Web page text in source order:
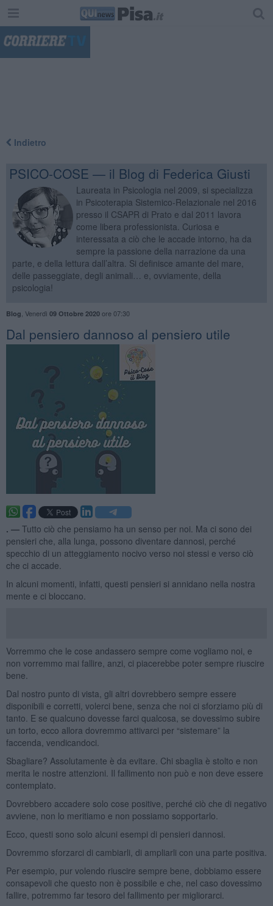
Indietro
PSICO-COSE — il Blog di Federica Giusti
Laureata in Psicologia nel 2009, si specializza
in Psicoterapia Sistemico-Relazionale nel 2016
presso il CSAPR di Prato e dal 2011 lavora
come libera professionista. Curiosa e
interessata a ciò che le accade intorno, ha da
sempre la passione della narrazione da una
parte, e della lettura dall’altra. Si definisce amante del mare,
delle passeggiate, degli animali… e, ovviamente, della
psicologia!
Blog Venerdì 09 Ottobre 2020ore 07:30
​Dal pensiero dannoso al pensiero utile
. — Tutto ciò che pensiamo ha un senso per noi. Ma ci sono dei
pensieri che, alla lunga, possono diventare dannosi, perché
specchio di un atteggiamento nocivo verso noi stessi e verso ciò
che ci accade.
In alcuni momenti, infatti, questi pensieri si annidano nella nostra
mente e ci bloccano.
Vorremmo che le cose andassero sempre come vogliamo noi, e
non vorremmo mai fallire, anzi, ci piacerebbe poter sempre riuscire
bene.
Dal nostro punto di vista, gli altri dovrebbero sempre essere
disponibili e corretti, volerci bene, senza che noi ci sforziamo più di
tanto. E se qualcuno dovesse farci qualcosa, se dovessimo subire
un torto, ecco allora dovremmo attivarci per “sistemare” la
faccenda, vendicandoci.
Sbagliare? Assolutamente è da evitare. Chi sbaglia è stolto e non
merita le nostre attenzioni. Il fallimento non può e non deve essere
contemplato.
Dovrebbero accadere solo cose positive, perché ciò che di negativo
avviene, non lo meritiamo e non possiamo sopportarlo.
Ecco, questi sono solo alcuni esempi di pensieri dannosi.
Dovremmo sforzarci di cambiarli, di ampliarli con una parte positiva.
Per esempio, pur volendo riuscire sempre bene, dobbiamo essere
consapevoli che questo non è possibile e che, nel caso dovessimo
fallire, potremmo far tesoro del fallimento per migliorarci.